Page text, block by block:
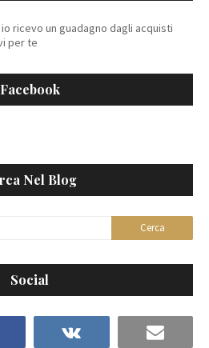
ricevo un guadagno dagli acquisti
per te
Facebook
Nel Blog
Social